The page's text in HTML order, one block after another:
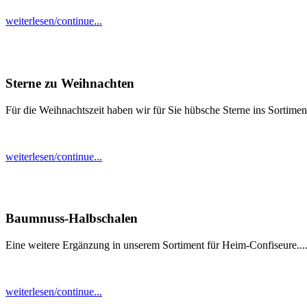
weiterlesen/continue...
Sterne zu Weihnachten
Für die Weihnachtszeit haben wir für Sie hübsche Sterne ins
weiterlesen/continue...
Baumnuss-Halbschalen
Eine weitere Ergänzung in unserem Sortiment für Heim-Confiseure....
weiterlesen/continue...